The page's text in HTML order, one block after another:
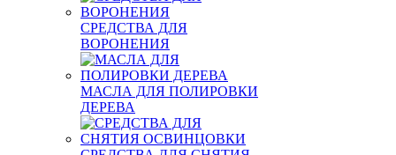
СРЕДСТВА ДЛЯ
ВОРОНЕНИЯ
МАСЛА ДЛЯ ПОЛИРОВКИ
ДЕРЕВА